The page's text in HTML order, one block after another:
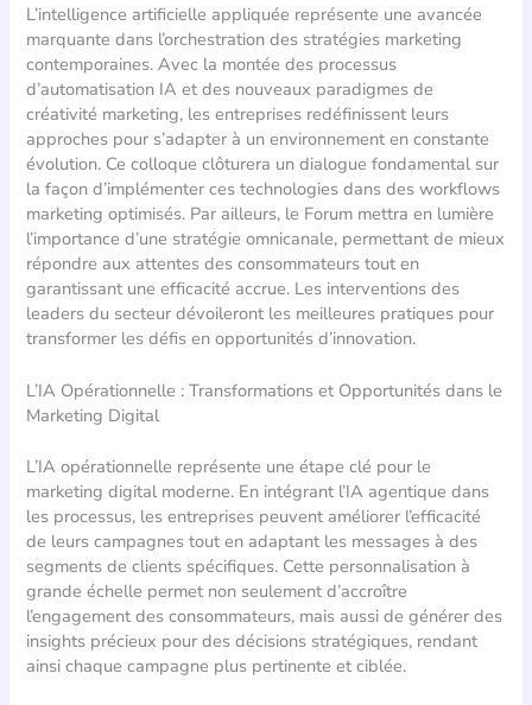
L’intelligence artificielle appliquée représente une avancée
marquante dans l’orchestration des stratégies marketing
contemporaines. Avec la montée des processus
d’automatisation IA et des nouveaux paradigmes de
créativité marketing, les entreprises redéfinissent leurs
approches pour s’adapter à un environnement en constante
évolution. Ce colloque clôturera un dialogue fondamental sur
la façon d’implémenter ces technologies dans des workflows
marketing optimisés. Par ailleurs, le Forum mettra en lumière
l’importance d’une stratégie omnicanale, permettant de mieux
répondre aux attentes des consommateurs tout en
garantissant une efficacité accrue. Les interventions des
leaders du secteur dévoileront les meilleures pratiques pour
transformer les défis en opportunités d’innovation.
L’IA Opérationnelle : Transformations et Opportunités dans le
Marketing Digital
L’IA opérationnelle représente une étape clé pour le
marketing digital moderne. En intégrant l’IA agentique dans
les processus, les entreprises peuvent améliorer l’efficacité
de leurs campagnes tout en adaptant les messages à des
segments de clients spécifiques. Cette personnalisation à
grande échelle permet non seulement d’accroître
l’engagement des consommateurs, mais aussi de générer des
insights précieux pour des décisions stratégiques, rendant
ainsi chaque campagne plus pertinente et ciblée.